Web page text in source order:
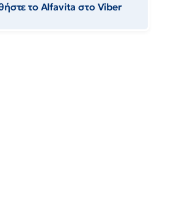
το Αlfavita στο Viber